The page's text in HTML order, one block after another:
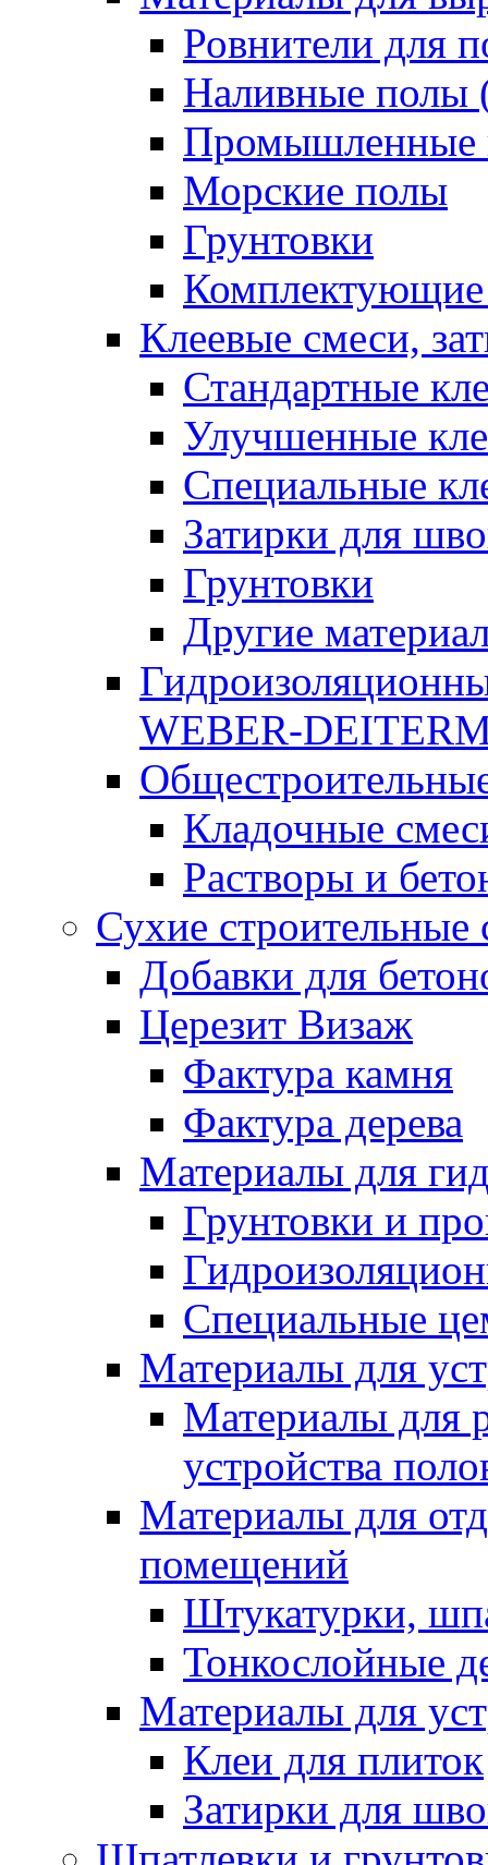
Ровнители для
Наливные полы
Промышленные
Морские полы
Грунтовки
Клеевые смеси,
Стандартные
Улучшенные
Специальные
Затирки для
Грунтовки
Другие
WEBER-
Кладочные
Растворы и
Сухие строительные
Добавки для
Церезит Визаж
Фактура камня
Фактура дерева
Материалы для
Грунтовки и
Специальные
Материалы для
Материалы для
устройства
Материалы для
помещений
Штукатурки,
Тонкослойные
Материалы для
Клеи для плиток
Затирки для